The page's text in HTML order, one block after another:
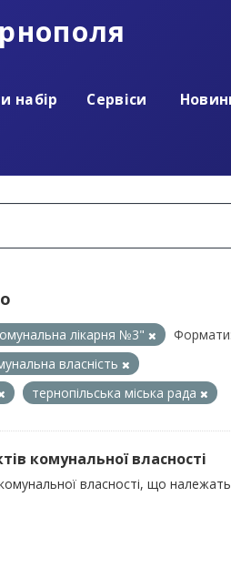
набір Сервіси
лікарня №3"
Формати:
власність
тернопільська міська рада
комунальної власності
комунальної власності, що